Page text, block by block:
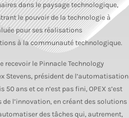
dans le paysage technologique,
le pouvoir de la technologie à
pour ses réalisations
à la communauté technologique.
recevoir le Pinnacle Technology
Stevens, président de l’automatisation
50 ans et ce n’est pas fini, OPEX s’est
l’innovation, en créant des solutions
des tâches qui, autrement,